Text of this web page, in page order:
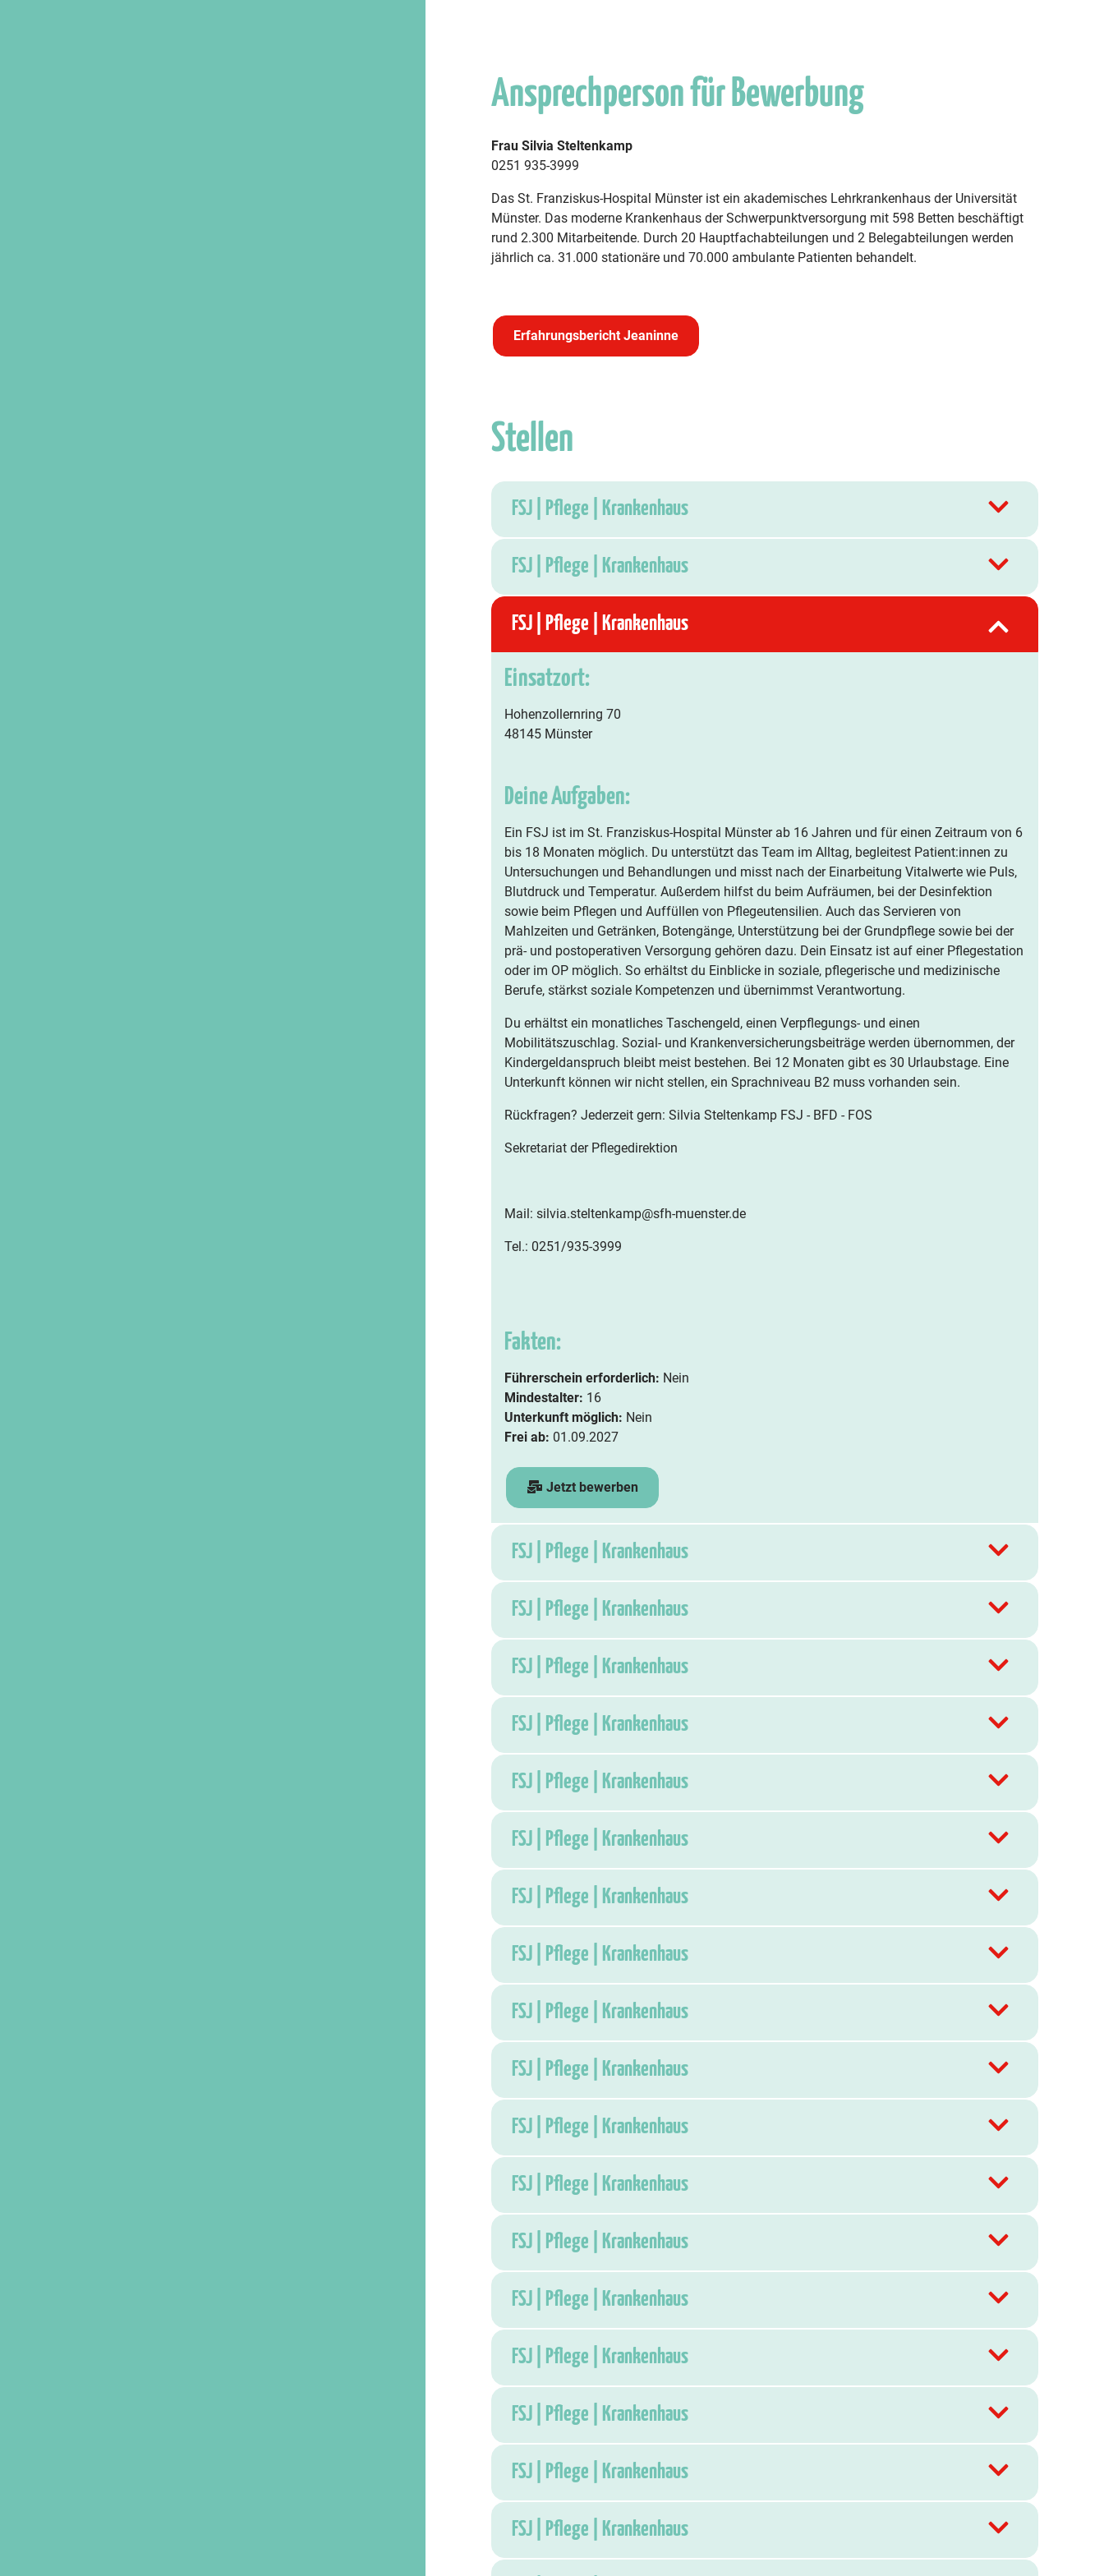
Ansprechperson für Bewerbung
Frau Silvia Steltenkamp
0251 935-3999
Das St. Franziskus-Hospital Münster ist ein akademisches Lehrkrankenhaus der Universität
Münster. Das moderne Krankenhaus der Schwerpunktversorgung mit 598 Betten beschäftigt
rund 2.300 Mitarbeitende. Durch 20 Hauptfachabteilungen und 2 Belegabteilungen werden
jährlich ca. 31.000 stationäre und 70.000 ambulante Patienten behandelt.
Erfahrungsbericht Jeaninne
Stellen
FSJ | Pflege | Krankenhaus
FSJ | Pflege | Krankenhaus
FSJ | Pflege | Krankenhaus
Einsatzort:
Hohenzollernring 70
48145 Münster
Deine Aufgaben:
Ein FSJ ist im St. Franziskus-Hospital Münster ab 16 Jahren und für einen Zeitraum von 6
bis 18 Monaten möglich. Du unterstützt das Team im Alltag, begleitest Patient:innen zu
Untersuchungen und Behandlungen und misst nach der Einarbeitung Vitalwerte wie Puls,
Blutdruck und Temperatur. Außerdem hilfst du beim Aufräumen, bei der Desinfektion
sowie beim Pflegen und Auffüllen von Pflegeutensilien. Auch das Servieren von
Mahlzeiten und Getränken, Botengänge, Unterstützung bei der Grundpflege sowie bei der
prä- und postoperativen Versorgung gehören dazu. Dein Einsatz ist auf einer Pflegestation
oder im OP möglich. So erhältst du Einblicke in soziale, pflegerische und medizinische
Berufe, stärkst soziale Kompetenzen und übernimmst Verantwortung.
Du erhältst ein monatliches Taschengeld, einen Verpflegungs- und einen
Mobilitätszuschlag. Sozial- und Krankenversicherungsbeiträge werden übernommen, der
Kindergeldanspruch bleibt meist bestehen. Bei 12 Monaten gibt es 30 Urlaubstage. Eine
Unterkunft können wir nicht stellen, ein Sprachniveau B2 muss vorhanden sein.
Rückfragen? Jederzeit gern: Silvia Steltenkamp FSJ - BFD - FOS
Sekretariat der Pflegedirektion
Mail: silvia.steltenkamp@sfh-muenster.de
Tel.: 0251/935-3999
Fakten:
Führerschein erforderlich: Nein
Mindestalter: 16
Unterkunft möglich: Nein
Frei ab: 01.09.2027
Jetzt bewerben
FSJ | Pflege | Krankenhaus
FSJ | Pflege | Krankenhaus
FSJ | Pflege | Krankenhaus
FSJ | Pflege | Krankenhaus
FSJ | Pflege | Krankenhaus
FSJ | Pflege | Krankenhaus
FSJ | Pflege | Krankenhaus
FSJ | Pflege | Krankenhaus
FSJ | Pflege | Krankenhaus
FSJ | Pflege | Krankenhaus
FSJ | Pflege | Krankenhaus
FSJ | Pflege | Krankenhaus
FSJ | Pflege | Krankenhaus
FSJ | Pflege | Krankenhaus
FSJ | Pflege | Krankenhaus
FSJ | Pflege | Krankenhaus
FSJ | Pflege | Krankenhaus
FSJ | Pflege | Krankenhaus